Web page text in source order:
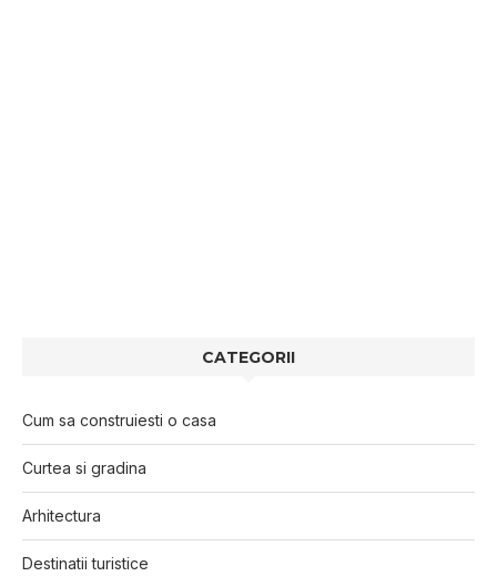
CATEGORII
Cum sa construiesti o casa
Curtea si gradina
Arhitectura
Destinatii turistice